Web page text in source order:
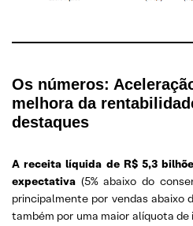
Os números:
melhora da
destaques
A receita líquida de R$ 5,3
expectativa (5% abaixo do
principalmente por vendas abaixo
também por uma maior alíquota